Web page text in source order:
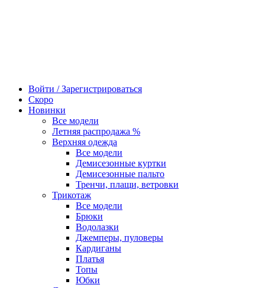
Войти / Зарегистрироваться
Скоро
Новинки
Все модели
Летняя распродажа %
Верхняя одежда
Все модели
Демисезонные куртки
Демисезонные пальто
Тренчи, плащи, ветровки
Трикотаж
Все модели
Брюки
Водолазки
Джемперы, пуловеры
Кардиганы
Платья
Топы
Юбки